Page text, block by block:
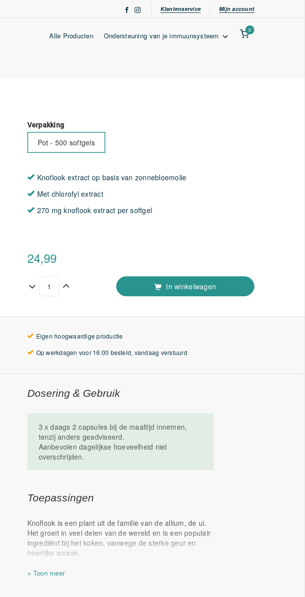
Klantenservice Mijn account
Alle Producten Ondersteuning van je immuunsysteem
0
Verpakking
Pot - 500 softgels
Knoflook extract op basis van zonnebloemolie
Met chlorofyl extract
270 mg knoflook extract per softgel
24,99
In winkelwagen
Eigen hoogwaardige productie
Op werkdagen voor 16:00 besteld, vandaag verstuurd
Dosering & Gebruik
3 x daags 2 capsules bij de maaltijd innemen,
tenzij anders geadviseerd.
Aanbevolen dagelijkse hoeveelheid niet
overschrijden.
Toepassingen
Knoflook is een plant uit de familie van de allium, de ui.
Het groeit in veel delen van de wereld en is een populair
ingrediënt bij het koken, vanwege de sterke geur en
heerlijke smaak.
gezondheidsbevorderende eigenschappen.